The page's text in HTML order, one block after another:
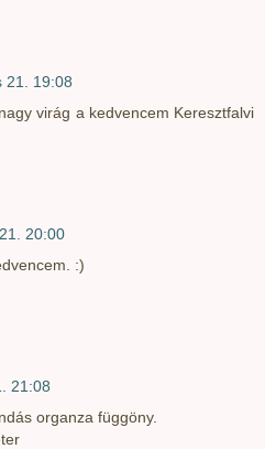
21. 19:08
virág a kedvencem Keresztfalvi
20:00
:)
21:08
organza függöny.